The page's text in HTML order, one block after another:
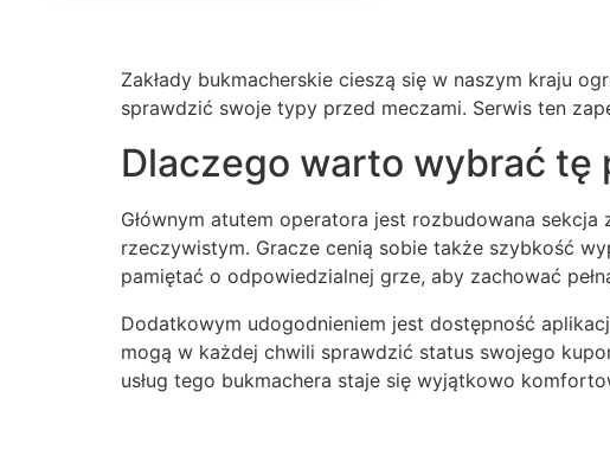
Zakłady bukmacherskie cieszą się w naszym kraju
sprawdzić swoje typy przed meczami. Serwis ten
Dlaczego warto wybrać tę
Głównym atutem operatora jest rozbudowana
rzeczywistym. Gracze cenią sobie także szybkość
pamiętać o odpowiedzialnej grze, aby zachować
Dodatkowym udogodnieniem jest dostępność
mogą w każdej chwili sprawdzić status swojego
usług tego bukmachera staje się wyjątkowo